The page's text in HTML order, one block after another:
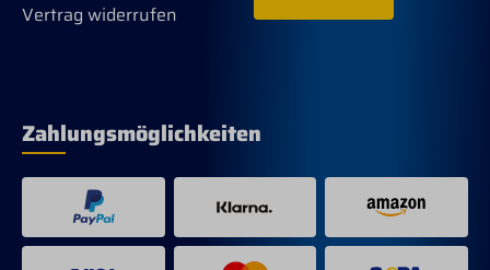
Vertrag widerrufen
Zahlungsmöglichkeiten